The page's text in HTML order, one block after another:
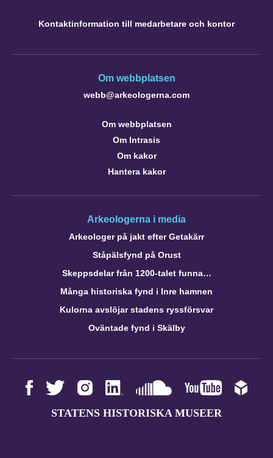
Kontaktinformation till medarbetare och kontor
Om webbplatsen
webb@arkeologerna.com
Om webbplatsen
Om Intrasis
Om kakor
Hantera kakor
Arkeologerna i media
Arkeologer på jakt efter Getakärr
Ståpälsfynd på Orust
Skeppsdelar från 1200-talet funna…
Många historiska fynd i Inre hamnen
Kulorna avslöjar stadens ryssförsvar
Oväntade fynd i Skälby
STATENS HISTORISKA MUSEER